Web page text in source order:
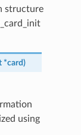
structure
*card)
using